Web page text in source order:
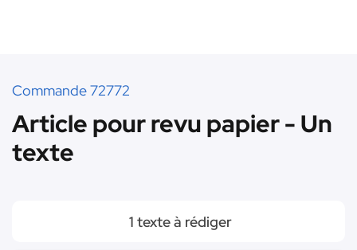
Commande 72772
Article pour revu papier - Un
texte
1 texte à rédiger